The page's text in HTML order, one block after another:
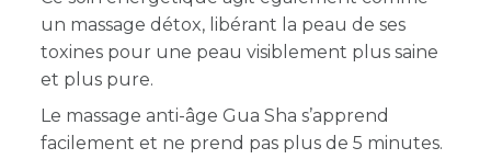
un massage détox, libérant la peau de ses
toxines pour une peau visiblement plus saine
et plus pure.
Le massage anti-âge Gua Sha s’apprend
facilement et ne prend pas plus de 5 minutes.